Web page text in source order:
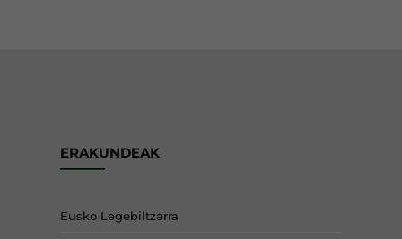
ERAKUNDEAK
Eusko Legebiltzarra